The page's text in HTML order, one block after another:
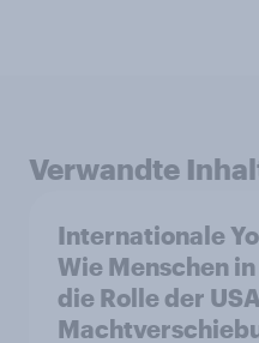
Verwandte
Internationale
Wie Menschen
die Rolle der